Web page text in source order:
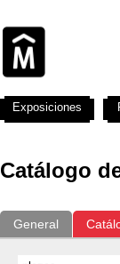
Catálogo
General
Exposiciones